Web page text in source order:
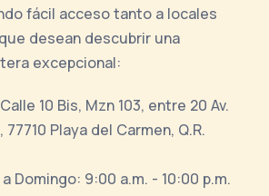
fácil acceso tanto a locales
desean descubrir una
excepcional:
Calle 10 Bis, Mzn 103, entre 20 Av.
Playa del Carmen, Q.R.
Domingo: 9:00 a.m. - 10:00 p.m.